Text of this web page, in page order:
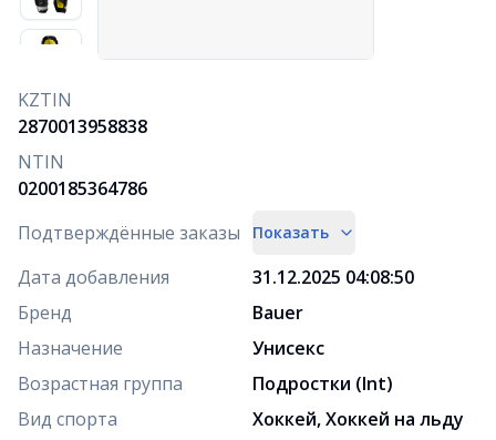
KZTIN
2870013958838
NTIN
0200185364786
Подтверждённые заказы
Показать
Дата добавления
31.12.2025 04:08:50
Бренд
Bauer
Назначение
Унисекс
Возрастная группа
Подростки (Int)
Вид спорта
Хоккей, Хоккей на льду